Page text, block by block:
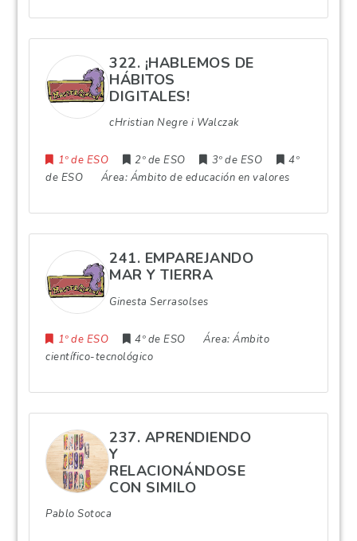
322. ¡HABLEMOS DE
HÁBITOS
DIGITALES!
cHristian Negre i Walczak
1º de ESO 2º de ESO 3º de ESO
4º
de ESO
Área: Ámbito de educación en valores
241. EMPAREJANDO
MAR Y TIERRA
Ginesta Serrasolses
1º de ESO 4º de ESO Área:Ámbito
científico-tecnológico
237. APRENDIENDO
Y
RELACIONÁNDOSE
CON SIMILO
Pablo Sotoca